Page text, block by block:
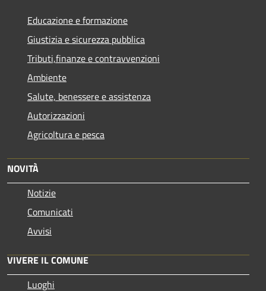
Educazione e formazione
Giustizia e sicurezza pubblica
Tributi,finanze e contravvenzioni
Ambiente
Salute, benessere e assistenza
Autorizzazioni
Agricoltura e pesca
NOVITÀ
Notizie
Comunicati
Avvisi
VIVERE IL COMUNE
Luoghi